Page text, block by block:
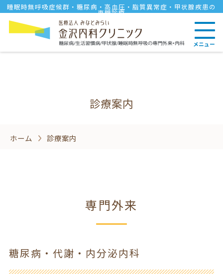
睡眠時無呼吸症候群・糖尿病・高血圧・脂質異常症・甲状腺疾患の
専門診療
メニュー
診療案内
ホーム 診療案内
専門外来
糖尿病・代謝・内分泌内科